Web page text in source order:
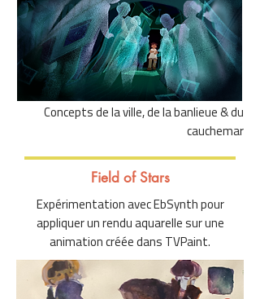
Concepts de la ville, de la banlieue & du
cauchemar
Field of Stars
Expérimentation avec EbSynth pour
appliquer un rendu aquarelle sur une
animation créée dans TVPaint.